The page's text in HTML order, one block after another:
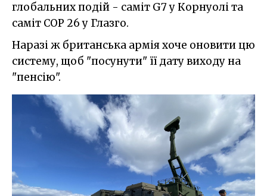
глобальних подій - саміт G7 у Корнуолі та
саміт COP 26 у Глазго.
Наразі ж британська армія хоче оновити цю
систему, щоб "посунути" її дату виходу на
"пенсію".